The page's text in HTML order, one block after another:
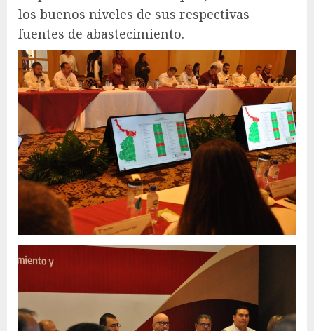
los buenos niveles de sus respectivas
fuentes de abastecimiento.